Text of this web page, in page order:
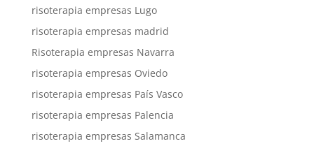
risoterapia empresas Lugo
risoterapia empresas madrid
Risoterapia empresas Navarra
risoterapia empresas Oviedo
risoterapia empresas País Vasco
risoterapia empresas Palencia
risoterapia empresas Salamanca